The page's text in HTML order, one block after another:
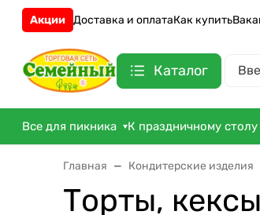
Акции Доставка и оплатаКак купить
Каталог
Все для пикника К праздничному столу
Главная Кондитерские изделия
Торты,